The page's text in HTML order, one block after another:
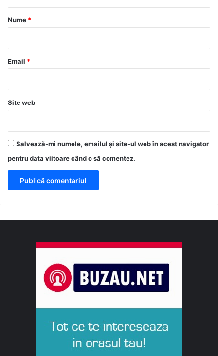
r
*
Nume *
Email *
Site web
Salvează-mi numele, emailul și site-ul web în acest navigator
pentru data viitoare când o să comentez.